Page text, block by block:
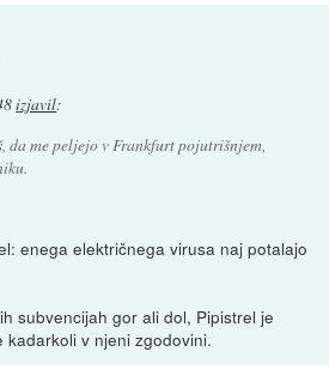
izjavil:
da me peljejo v Frankfurt pojutrišnjem,
enega električnega virusa naj potalajo
subvencijah gor ali dol, Pipistrel je
kadarkoli v njeni zgodovini.